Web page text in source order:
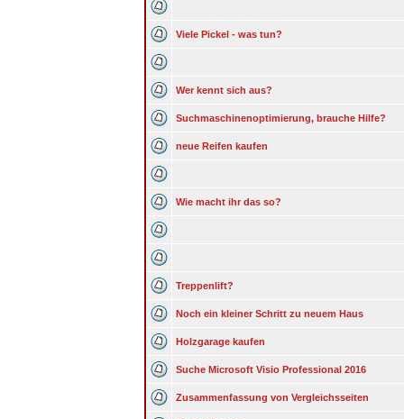
Viele Pickel - was tun?
Wer kennt sich aus?
Suchmaschinenoptimierung, brauche Hilfe?
neue Reifen kaufen
Wie macht ihr das so?
Treppenlift?
Noch ein kleiner Schritt zu neuem Haus
Holzgarage kaufen
Suche Microsoft Visio Professional 2016
Zusammenfassung von Vergleichsseiten